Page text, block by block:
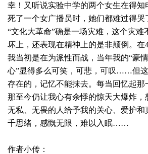
幸！又听说实验中学的两个女生在得知
死了一个女广播员时，她们都难过得哭
“文化大革命”确是一场灾难，这个灾难
坏上，还表现在精神上的是非颠倒。在
我当初是在为派性而战，当年我的“豪
心”显得多么可笑，可悲，可叹……但
存在的，记忆不能抹去。每当回忆起那
那至今仍让我心有余悸的惊天大爆炸，
无私、无畏的人给予我的关心、爱护和
千思绪，感慨无限，难以入眠……
作者小传：